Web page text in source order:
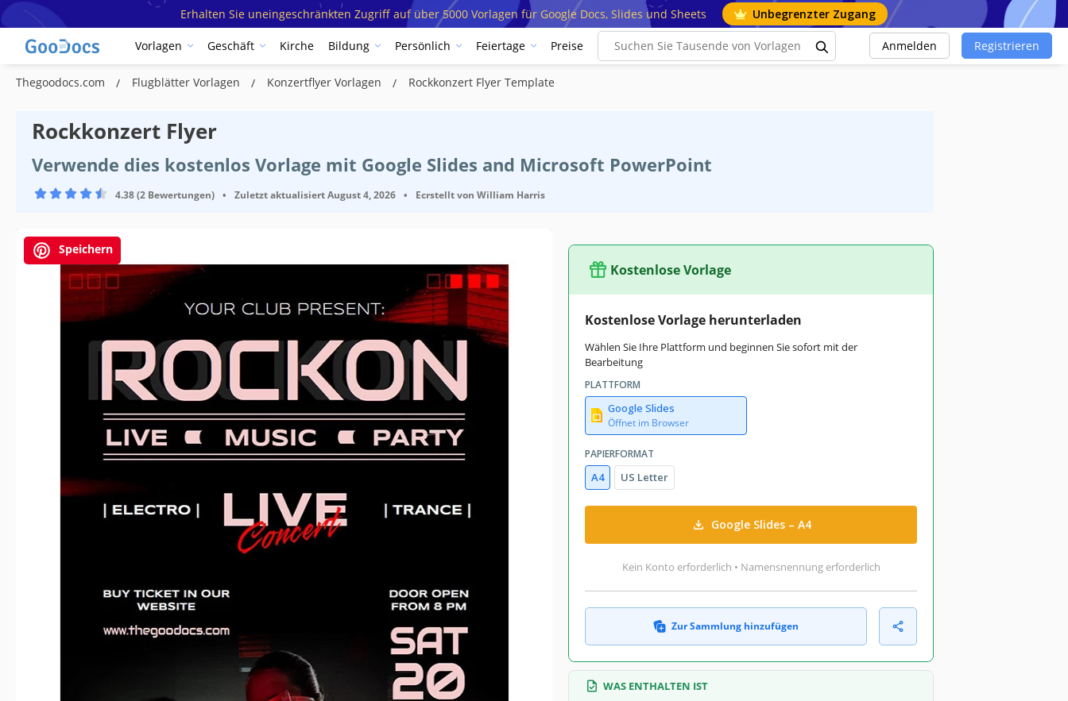
Erhalten Sie uneingeschränkten Zugriff auf über 5000 Vorlagen für Google Docs, Slides und Sheets Unbegrenzter Zugang
Vorlagen Geschäft Kirche Bildung Persönlich Feiertage Preise Anmelden Registrieren
Thegoodocs.com Flugblätter Vorlagen Konzertflyer Vorlagen Rockkonzert Flyer Template
Rockkonzert Flyer
Verwende dies kostenlos Vorlage mit Google Slides and Microsoft PowerPoint
4.38 (2 Bewertungen) • Zuletzt aktualisiertAugust 4, 2026 • Ecrstellt von William Harris
Speichern
Kostenlose Vorlage
Kostenlose Vorlage herunterladen
Wählen Sie Ihre Plattform und beginnen Sie sofort mit der
Bearbeitung
PLATTFORM
Google Slides
Öffnet im Browser
PAPIERFORMAT
A4 US Letter
Google Slides – A4
Kein Konto erforderlich • Namensnennung erforderlich
Zur Sammlung hinzufügen
WAS ENTHALTEN IST